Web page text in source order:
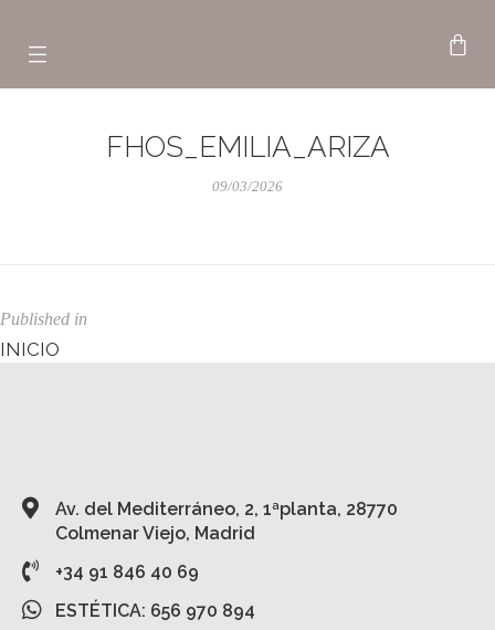
FHOS_EMILIA_ARIZA
09/03/2026
Published in
INICIO
Av. del Mediterráneo, 2, 1ªplanta, 28770
Colmenar Viejo, Madrid
+34 91 846 40 69
ESTÉTICA: 656 970 894